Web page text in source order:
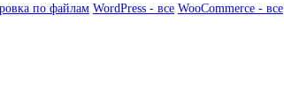
по файлам WordPress - все WooCommerce - все